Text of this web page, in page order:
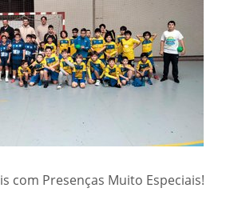
com Presenças Muito Especiais!